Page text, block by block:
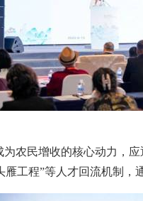
农民增收的核心动力，
雁工程”等人才回流机制，